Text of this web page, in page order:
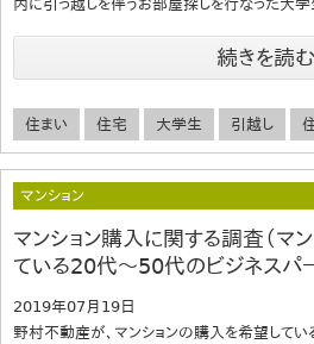
内に引っ越しを伴うお部屋探しを行なった大
続きを読む
住まい 住宅 大学生 引越し
マンション
マンション購入に関する調査（マ
ている20代～50代のビジネスパ
2019年07月19日
野村不動産が、マンションの購入を希望して